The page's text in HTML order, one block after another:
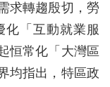
求轉趨殷切，勞
化「互動就業服
恒常化「大灣區
均指出，特區政